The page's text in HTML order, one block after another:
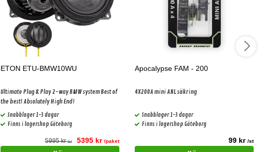
ETON ETU-BMW10WU
Ultimate Plug & Play 2-way BMW system Best of
the best! Absolutely High End!
Snabblager 1-3 dagar
Finns i lagershop Göteborg
5995 kr/st 5395 kr /paket
Apocalypse FAM - 200
4X200A mini ANL säkring
Snabblager 1-3 dagar
Finns i lagershop Göteborg
99 kr /st